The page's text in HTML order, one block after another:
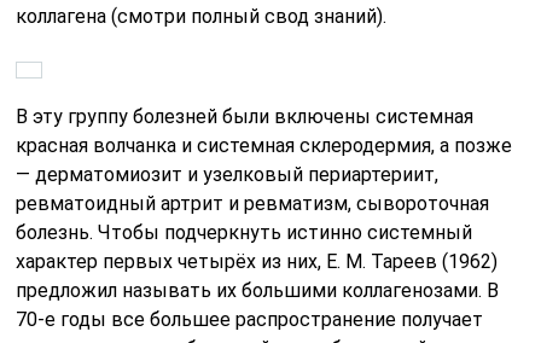
коллагена (смотри полный свод знаний).
В эту группу болезней были включены системная
красная волчанка и системная склеродермия, а позже
— дерматомиозит и узелковый периартериит,
ревматоидный артрит и ревматизм, сывороточная
болезнь. Чтобы подчеркнуть истинно системный
характер первых четырёх из них, Е. М. Тареев (1962)
предложил называть их большими коллагенозами. В
70-е годы все большее распространение получает